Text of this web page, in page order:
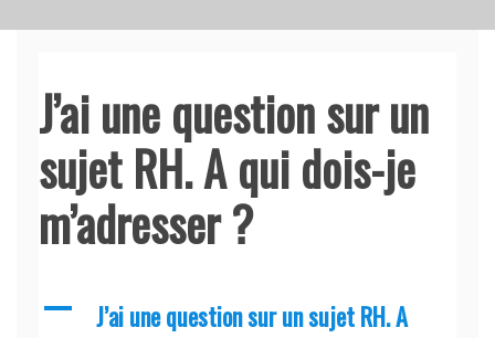
J’ai une question sur un
sujet RH. A qui dois-je
m’adresser ?
A
J’ai une question sur un sujet RH. A